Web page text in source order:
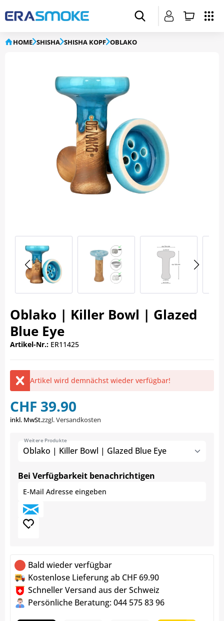
HOME SHISHA SHISHA KOPF OBLAKO
Oblako | Killer Bowl | Glazed
Blue Eye
Artikel-Nr.: ER11425
Artikel wird demnächst wieder verfügbar!
CHF 39.90
inkl. MwSt.zzgl. Versandkosten
Oblako | Killer Bowl | Glazed Blue Eye
Weitere Produkte
Bei Verfügbarkeit benachrichtigen
Bald wieder verfügbar
Kostenlose Lieferung ab CHF 69.90
Schneller Versand aus der Schweiz
Persönliche Beratung: 044 575 83 96